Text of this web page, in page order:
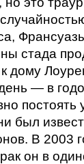
стада
дому
— в
постоять
был
В 2003
он в